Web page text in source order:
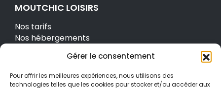
Gérer le consentement
Pour offrir les meilleures expériences, nous utilisons des
technologies telles que les cookies pour stocker et/ou accéder aux
MOUTCHIC LOISIRS
Nos tarifs
Nos hébergements
2 personnes
Séminaires
Vente de matériels